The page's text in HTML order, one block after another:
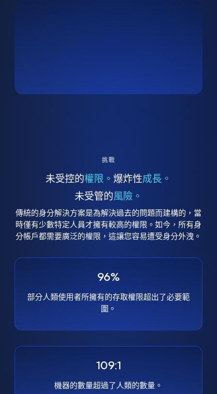
挑戰
未受控的權限。 爆炸性成長。
未受管的風險。
傳統的身分解決方案是為解決過去的問題而建構的，當
時僅有少數特定人員才擁有較高的權限。如今，所有身
分帳戶都需要廣泛的權限，這讓您容易遭受身分外洩。
96%
部分人類使用者所擁有的存取權限超出了必要範
圍。
109:1
機器的數量超過了人類的數量。